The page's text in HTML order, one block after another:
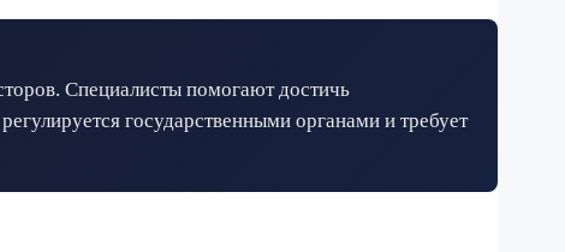
Специалисты помогают достичь
государственными органами и требует